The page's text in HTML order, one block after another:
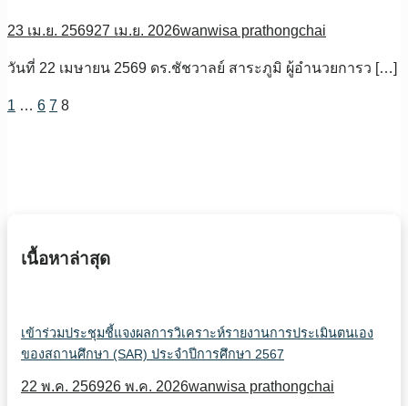
23 เม.ย. 256927 เม.ย. 2026wanwisa prathongchai
วันที่ 22 เมษายน 2569 ดร.ชัชวาลย์ สาระภูมิ ผู้อำนวยการว […]
1 … 6 7 8
เนื้อหาล่าสุด
เข้าร่วมประชุมชี้แจงผลการวิเคราะห์รายงานการประเมินตนเอง
ของสถานศึกษา (SAR) ประจำปีการศึกษา 2567
22 พ.ค. 256926 พ.ค. 2026wanwisa prathongchai